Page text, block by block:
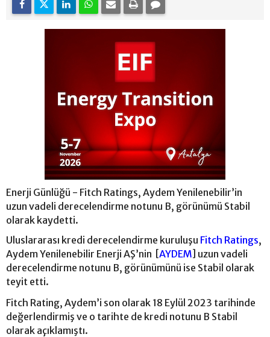
Enerji Günlüğü - Fitch Ratings, Aydem Yenilenebilir’in
uzun vadeli derecelendirme notunu B, görünümü Stabil
olarak kaydetti.
Uluslararası kredi derecelendirme kuruluşu Fitch Ratings,
Aydem Yenilenebilir Enerji AŞ’nin [AYDEM] uzun vadeli
derecelendirme notunu B, görünümünü ise Stabil olarak
teyit etti.
Fitch Rating, Aydem’i son olarak 18 Eylül 2023 tarihinde
değerlendirmiş ve o tarihte de kredi notunu B Stabil
olarak açıklamıştı.